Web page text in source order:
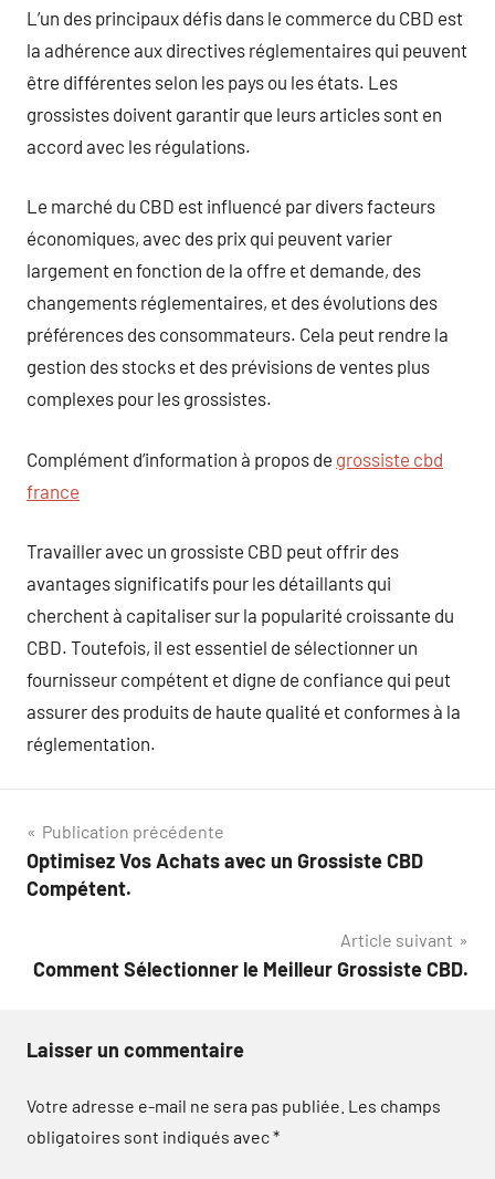
L’un des principaux défis dans le commerce du CBD est
la adhérence aux directives réglementaires qui peuvent
être différentes selon les pays ou les états. Les
grossistes doivent garantir que leurs articles sont en
accord avec les régulations.
Le marché du CBD est influencé par divers facteurs
économiques, avec des prix qui peuvent varier
largement en fonction de la offre et demande, des
changements réglementaires, et des évolutions des
préférences des consommateurs. Cela peut rendre la
gestion des stocks et des prévisions de ventes plus
complexes pour les grossistes.
Complément d’information à propos de grossiste cbd
france
Travailler avec un grossiste CBD peut offrir des
avantages significatifs pour les détaillants qui
cherchent à capitaliser sur la popularité croissante du
CBD. Toutefois, il est essentiel de sélectionner un
fournisseur compétent et digne de confiance qui peut
assurer des produits de haute qualité et conformes à la
réglementation.
Navigation
de
Publication précédente
Optimisez Vos Achats avec un Grossiste CBD
Compétent.
Article suivant
Comment Sélectionner le Meilleur Grossiste CBD.
Laisser un commentaire
Votre adresse e-mail ne sera pas publiée. Les champs
obligatoires sont indiqués avec*